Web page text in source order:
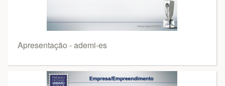
Apresentação - ademi-es